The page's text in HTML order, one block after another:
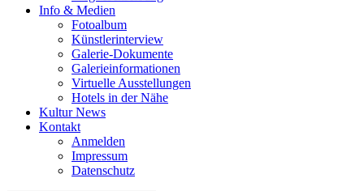
Info & Medien
Fotoalbum
Künstlerinterview
Galerie-Dokumente
Galerieinformationen
Virtuelle Ausstellungen
Hotels in der Nähe
Kultur News
Kontakt
Anmelden
Impressum
Datenschutz